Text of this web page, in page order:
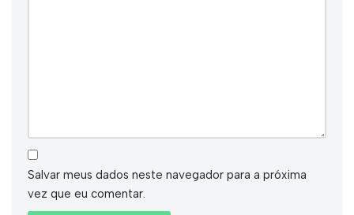
Salvar meus dados neste navegador para a próxima
vez que eu comentar.